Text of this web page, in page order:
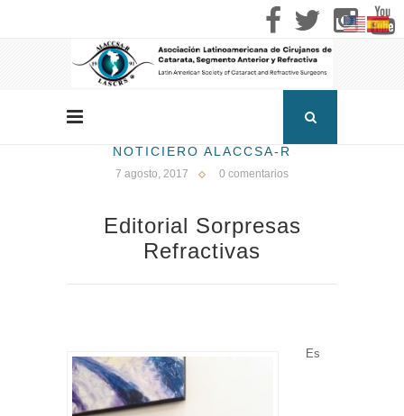
NOTICIERO ALACCSA-R
7 agosto, 2017 0 comentarios
Editorial Sorpresas
Refractivas
Es